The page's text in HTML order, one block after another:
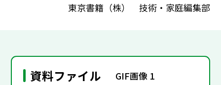
東京書籍（株） 技術・家庭編集部
資料ファイル GIF画像 1